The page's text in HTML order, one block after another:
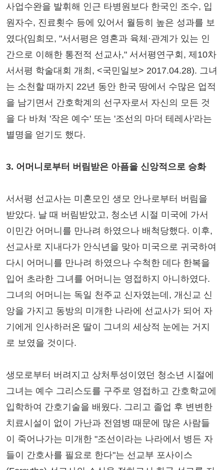
사업수완을 발휘해 인근 타병원보다 한국인 조수, 입
원자수, 진료횟수 등에 있어서 월등히 높은 성과를 보
였다(임희모, "서서평은 영혼과 육체·관계가 있는 인
간으로 이해한 통전적 선교사," 서서평연구회, 제10차
서서평 학술대회 개최, <국민일보> 2017.04.28). 그녀
는 소천할 때까지 22년 동안 한국 땅에서 수많은 업적
을 남기면서 간호학계의 선구자로서 자신의 모든 것
을 다 바쳐 '작은 예수' 또는 '조선의 마더 테레사'라는
별명을 얻기도 했다.
3. 어머니로부터 버림받은 아픔을 신앙적으로 승화
서서평 선교사는 미혼모인 생모 안나로부터 버림을
받았다. 날 때 버림받았고, 청소년 시절 미국에 가서
이민간 어머니를 만나려 하였으나 배척당했다. 이후,
선교사로 지내다가 안식년을 맞아 미국으로 귀국하여
다시 어머니를 만나려 하였으나 수척한 데다 한복을
입어 초라한 그녀를 어머니는 영접하지 아니하였다.
그녀의 어머니는 독일 천주교 신자였는데, 개신교 신
앙을 가지고 동방의 미개한 나라에 선교사가 되어 자
기에게 인사하러온 딸이 그녀의 세상적 눈에는 거지
로 보였을 것이다.
생모로부터 버려지고 상처투성이였던 청소년 시절에
그녀는 예수 그리스도를 구주로 영접하고 간호학교에
입학하여 간호기술을 배웠다. 그리고 졸업 후 변변한
치료시설이 없이 가난과 전염병 때문에 많은 사람들
이 죽어나가는 미개한 "조선이라는 나라에서 병든 자
들이 간호사를 필요로 한다"는 선교부 포사이스